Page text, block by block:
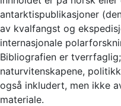
antarktispublikasjoner
av kvalfangst og
internasjonale
Bibliografien er
naturvitenskapene,
også inkludert, men ikke
materiale.